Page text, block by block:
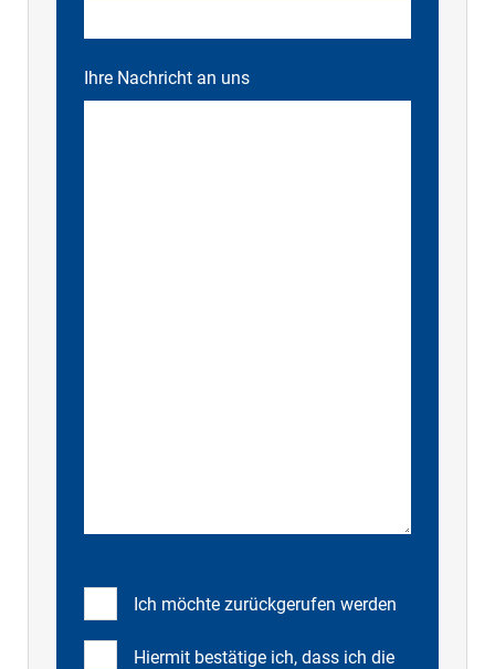
Ihre Nachricht an uns
Ich möchte zurückgerufen werden
Hiermit bestätige ich, dass ich die